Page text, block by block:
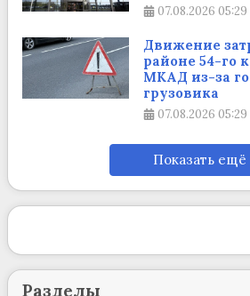
07.08.2026 05:29
Движение
районе 54-го
МКАД из-за
грузовика
07.08.2026 05:29
Показать ещё
Разделы